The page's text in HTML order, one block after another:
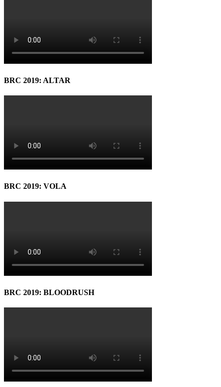
BRC 2019: ALTAR
BRC 2019: VOLA
BRC 2019: BLOODRUSH